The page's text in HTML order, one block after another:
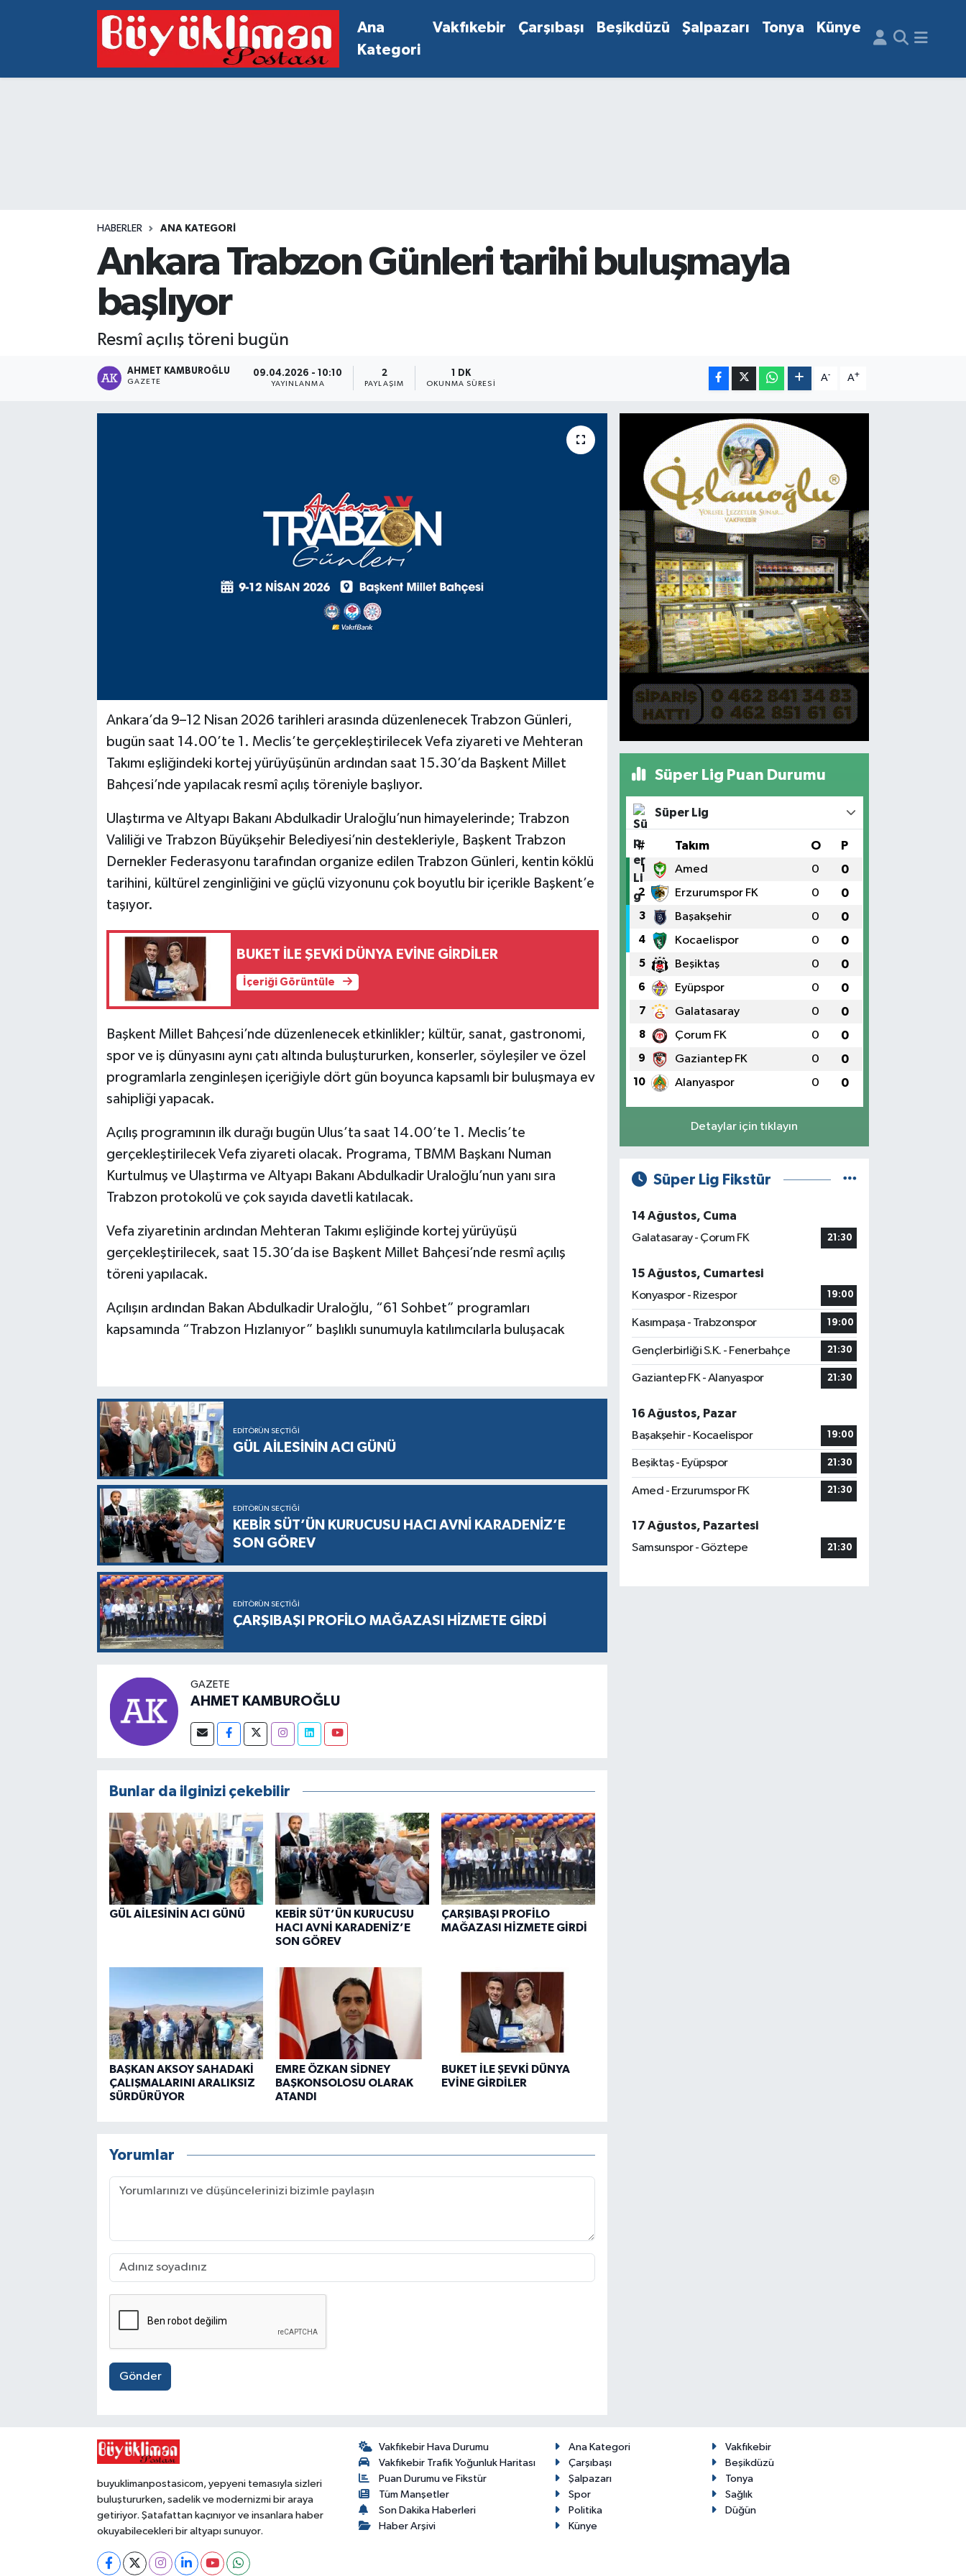
Ana
Kategori
Vakfıkebir Çarşıbaşı Beşikdüzü Şalpazarı Tonya Künye
HABERLER ANA KATEGORI
Ankara Trabzon Günleri tarihi buluşmayla
başlıyor
Resmî açılış töreni bugün
AHMET KAMBUROĞLU
GAZETE
09.04.2026 - 10:10
YAYINLANMA
2
PAYLAŞIM
1 DK
OKUNMA SÜRESI
A- A+
Ankara’da 9–12 Nisan 2026 tarihleri arasında düzenlenecek Trabzon Günleri,
bugün saat 14.00’te 1. Meclis’te gerçekleştirilecek Vefa ziyareti ve Mehteran
Takımı eşliğindeki kortej yürüyüşünün ardından saat 15.30’da Başkent Millet
Bahçesi’nde yapılacak resmî açılış töreniyle başlıyor.
Ulaştırma ve Altyapı Bakanı Abdulkadir Uraloğlu’nun himayelerinde; Trabzon
Valiliği ve Trabzon Büyükşehir Belediyesi’nin destekleriyle, Başkent Trabzon
Dernekler Federasyonu tarafından organize edilen Trabzon Günleri, kentin köklü
tarihini, kültürel zenginliğini ve güçlü vizyonunu çok boyutlu bir içerikle Başkent’e
taşıyor.
BUKET İLE ŞEVKİ DÜNYA EVİNE GİRDİLER
İçeriği Görüntüle
Başkent Millet Bahçesi’nde düzenlenecek etkinlikler; kültür, sanat, gastronomi,
spor ve iş dünyasını aynı çatı altında buluştururken, konserler, söyleşiler ve özel
programlarla zenginleşen içeriğiyle dört gün boyunca kapsamlı bir buluşmaya ev
sahipliği yapacak.
Açılış programının ilk durağı bugün Ulus’ta saat 14.00’te 1. Meclis’te
gerçekleştirilecek Vefa ziyareti olacak. Programa, TBMM Başkanı Numan
Kurtulmuş ve Ulaştırma ve Altyapı Bakanı Abdulkadir Uraloğlu’nun yanı sıra
Trabzon protokolü ve çok sayıda davetli katılacak.
Vefa ziyaretinin ardından Mehteran Takımı eşliğinde kortej yürüyüşü
gerçekleştirilecek, saat 15.30’da ise Başkent Millet Bahçesi’nde resmî açılış
töreni yapılacak.
Açılışın ardından Bakan Abdulkadir Uraloğlu, “61 Sohbet” programları
kapsamında “Trabzon Hızlanıyor” başlıklı sunumuyla katılımcılarla buluşacak
EDITÖRÜN SEÇTIĞI
GÜL AİLESİNİN ACI GÜNÜ
EDITÖRÜN SEÇTIĞI
KEBİR SÜT’ÜN KURUCUSU HACI AVNİ KARADENİZ’E
SON GÖREV
EDITÖRÜN SEÇTIĞI
ÇARŞIBAŞI PROFİLO MAĞAZASI HİZMETE GİRDİ
GAZETE
AHMET KAMBUROĞLU
Bunlar da ilginizi çekebilir
GÜL AİLESİNİN ACI GÜNÜ
KEBİR SÜT’ÜN KURUCUSU
HACI AVNİ KARADENİZ’E
SON GÖREV
ÇARŞIBAŞI PROFİLO
MAĞAZASI HİZMETE GİRDİ
BAŞKAN AKSOY SAHADAKİ
ÇALIŞMALARINI ARALIKSIZ
SÜRDÜRÜYOR
EMRE ÖZKAN SİDNEY
BAŞKONSOLOSU OLARAK
ATANDI
BUKET İLE ŞEVKİ DÜNYA
EVİNE GİRDİLER
Yorumlar
Gönder
Süper Lig Puan Durumu
Süper Lig
# Takım O P
1 Amed 0 0
2 Erzurumspor FK 0 0
3 Başakşehir 0 0
4 Kocaelispor 0 0
5 Beşiktaş 0 0
6 Eyüpspor 0 0
7 Galatasaray 0 0
8 Çorum FK 0 0
9 Gaziantep FK 0 0
10 Alanyaspor 0 0
Detaylar için tıklayın
Süper Lig Fikstür
14 Ağustos, Cuma
Galatasaray - Çorum FK
21:30
15 Ağustos, Cumartesi
Konyaspor - Rizespor
19:00
Kasımpaşa - Trabzonspor 19:00
Gençlerbirliği S.K. - Fenerbahçe 21:30
Gaziantep FK - Alanyaspor 21:30
16 Ağustos, Pazar
Başakşehir - Kocaelispor
19:00
Beşiktaş - Eyüpspor 21:30
Amed - Erzurumspor FK 21:30
17 Ağustos, Pazartesi
Samsunspor - Göztepe
21:30
buyuklimanpostasicom, yepyeni temasıyla sizleri
buluştururken, sadelik ve modernizmi bir araya
getiriyor. Şatafattan kaçınıyor ve insanlara haber
okuyabilecekleri bir altyapı sunuyor.
Vakfıkebir Hava Durumu
Vakfıkebir Trafik Yoğunluk Haritası
Puan Durumu ve Fikstür
Tüm Manşetler
Son Dakika Haberleri
Haber Arşivi
Ana Kategori
Vakfıkebir
Çarşıbaşı
Beşikdüzü
Şalpazarı
Tonya
Spor
Sağlık
Politika
Düğün
Künye
Vakfıkebir Hava Durumu